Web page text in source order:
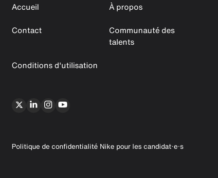
Accueil
À propos
Contact
Communauté des
talents
Conditions d'utilisation
Politique de confidentialité Nike pour les candidat·e·s